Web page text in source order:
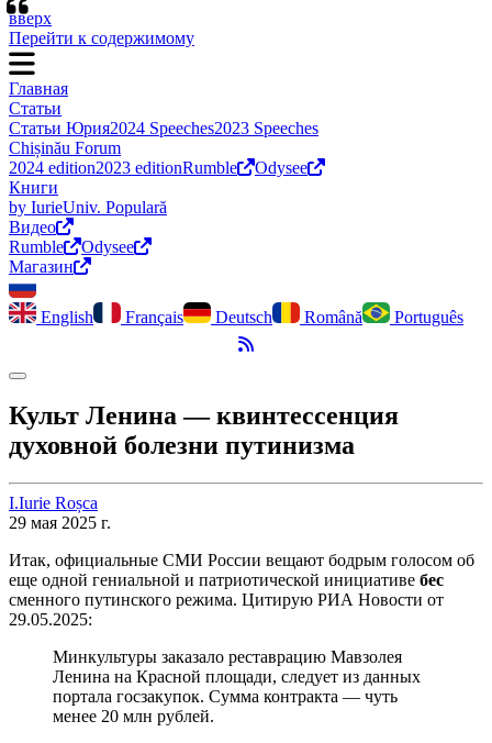
вверх
Перейти к содержимому
Главная
Статьи
Статьи Юрия2024 Speeches2023 Speeches
Chișinău Forum
2024 edition2023 editionRumble
Odysee
Книги
by IurieUniv. Populară
Видео
Rumble
Odysee
Магазин
English Français Deutsch Română
Português
RSS-канал
Переключить темный режим
Культ Ленина ― квинтессенция
духовной болезни путинизма
I.Iurie Roșca
29 мая 2025 г.
Итак, официальные СМИ России вещают бодрым голосом об
еще одной гениальной и патриотической инициативе бес
сменного путинского режима. Цитирую РИА Новости от
29.05.2025:
“
Минкультуры заказало реставрацию Мавзолея
Ленина на Красной площади, следует из данных
портала госзакупок. Сумма контракта ― чуть
менее 20 млн рублей.